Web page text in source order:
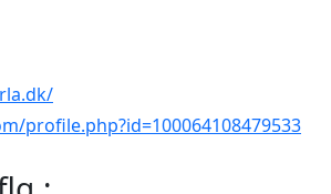
profile.php?id=100064108479533